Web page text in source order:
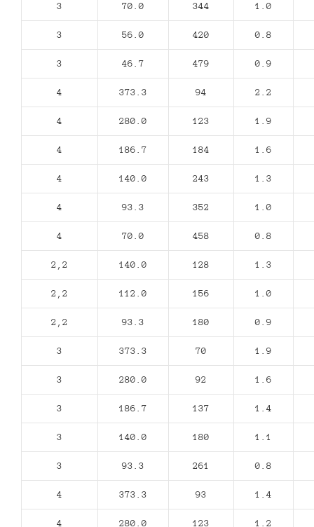
3 70.0 344 1.0
3 56.0 420 0.8
3 46.7 479 0.9
4 373.3 94 2.2
4 280.0 123 1.9
4 186.7 184 1.6
4 140.0 243 1.3
4 93.3 352 1.0
4 70.0 458 0.8
2,2 140.0 128 1.3
2,2 112.0 156 1.0
2,2 93.3 180 0.9
3 373.3 70 1.9
3 280.0 92 1.6
3 186.7 137 1.4
3 140.0 180 1.1
3 93.3 261 0.8
4 373.3 93 1.4
4 280.0 123 1.2